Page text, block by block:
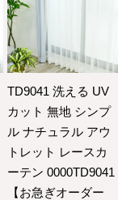
TD9041 洗える UV
カット 無地 シンプ
ル ナチュラル アウ
トレット レースカ
ーテン 0000TD9041
【お急ぎオーダー